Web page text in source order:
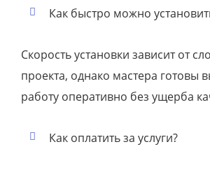
Как быстро можно
Скорость установки зависит от
проекта, однако мастера готовы
работу оперативно без ущерба
Как оплатить за услуги?